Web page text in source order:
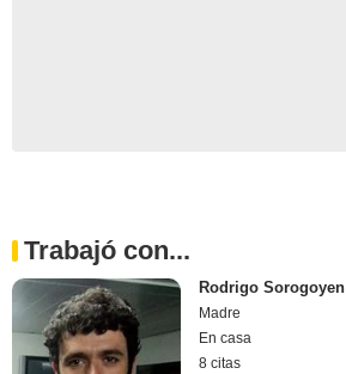
Trabajó con...
Rodrigo Sorogoyen
Madre
En casa
8 citas